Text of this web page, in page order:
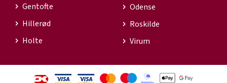
Gentofte
Hillerød
Holte
Odense
Roskilde
Virum